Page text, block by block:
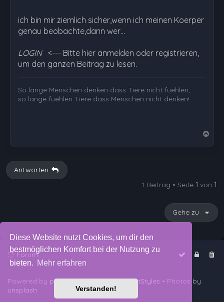
Diese Website nutzt Cookies, um dir den
bestmöglichen Komfort bei der Nutzung zu
bieten. Mehr erfahren
Verstanden!
ich bin mir ziemlich sicher,wenn ich meinen Koerper
genau beobachte,dann wer…
LOGIN <--- Bitte hier anmelden oder registrieren,
um den ganzen Beitrag zu lesen.
So lange Menschen denken dass Tiere nicht fuehlen,
so lange fuehlen Tiere dass Menschen nicht denken!
b
Antworten
1 Beitrag • Seite 1 von 1
Gehe zu
Forum
Powered by phpBB™• Design byPlanetStyles • Photos by
unsplash